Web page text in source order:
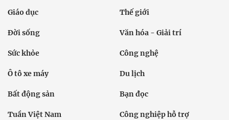
Giáo dục Thế giới
Đời sống Văn hóa - Giải trí
Sức khỏe Công nghệ
Ô tô xe máy Du lịch
Bất động sản Bạn đọc
Tuần Việt Nam Công nghiệp hỗ trợ